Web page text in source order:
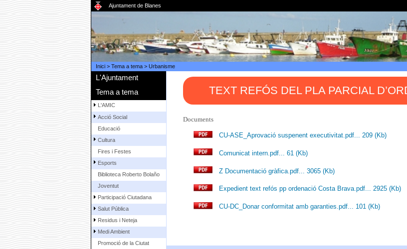
Ajuntament de Blanes
Inici> Tema a tema> Urbanisme
L'Ajuntament
Tema a tema
L'AMIC
Acció Social
Educació
Cultura
Fires i Festes
Esports
Biblioteca Roberto Bolaño
Joventut
Participació Ciutadana
Salut Pública
Residus i Neteja
Medi Ambient
Promoció de la Ciutat
TEXT REFÓS DEL PLA PARCIAL
Documents
CU-ASE_Aprovació suspenent executivitat.pdf... 209 (Kb)
Comunicat intern.pdf... 61 (Kb)
Z Documentació gràfica.pdf... 3065 (Kb)
Expedient text refós pp ordenació Costa Brava.pdf... 2925 (Kb)
CU-DC_Donar conformitat amb garanties.pdf... 101 (Kb)